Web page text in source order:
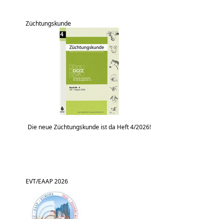
Züchtungskunde
Die neue Züchtungskunde ist da Heft 4/2026!
EVT/EAAP 2026